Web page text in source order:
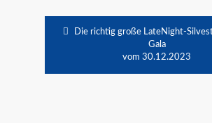
Die richtig große LateNight-
Gala
vom 30.12.2023